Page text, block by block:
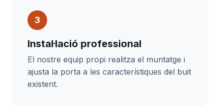
Instal·lació professional
El nostre equip propi realitza el muntatge i
ajusta la porta a les característiques del buit
existent.